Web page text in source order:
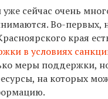
сейчас очень
Во-первых,
края
в условиях
меры поддержки,
на которых